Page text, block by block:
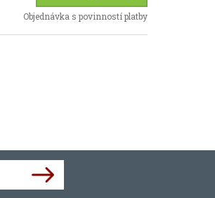
Objednávka s povinností platby